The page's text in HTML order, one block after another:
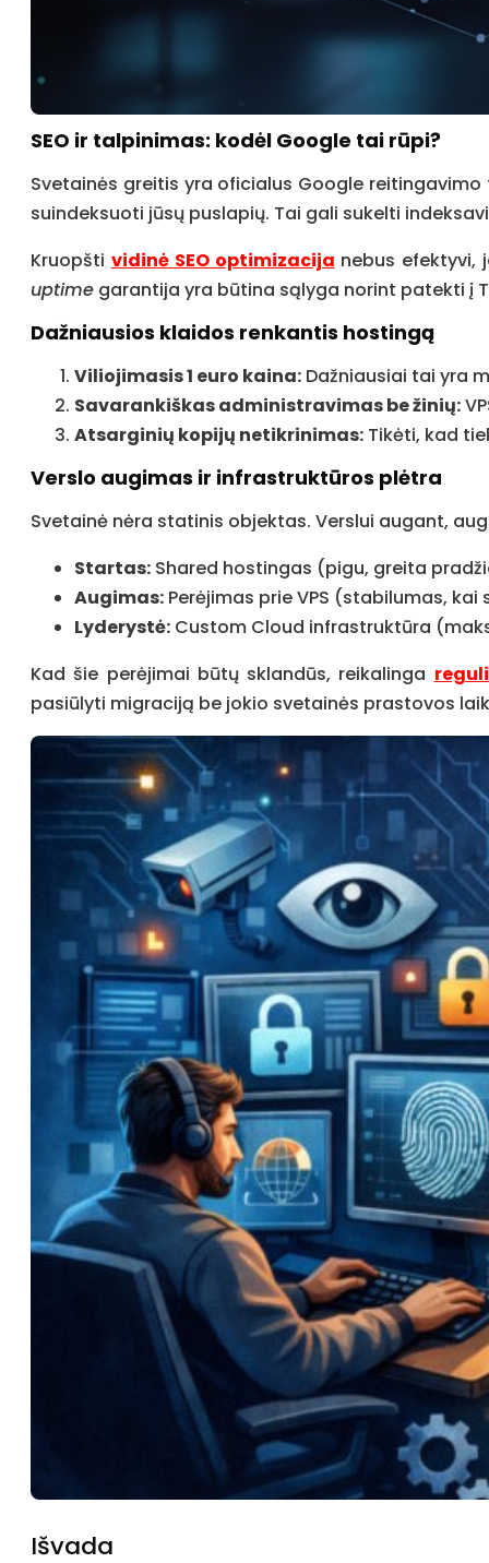
SEO ir talpinimas: kodėl Google tai rūpi?
Svetainės greitis yra oficialus Google
suindeksuoti jūsų puslapių. Tai gali sukelti
Kruopšti vidinė SEO optimizacija nebus efektyvi,
uptime garantija yra būtina sąlyga norint patekti į
Dažniausios klaidos renkantis hostingą
Viliojimasis 1 euro kaina: Dažniausiai tai yra
Savarankiškas administravimas be žinių:
Atsarginių kopijų netikrinimas: Tikėti, kad
Verslo augimas ir infrastruktūros plėtra
Svetainė nėra statinis objektas. Verslui augant,
Startas: Shared hostingas (pigu, greita
Augimas: Perėjimas prie VPS (stabilumas,
Lyderystė: Custom Cloud infrastruktūra
Kad šie perėjimai būtų sklandūs, reikalinga
pasiūlyti migraciją be jokio svetainės prastovos
Išvada